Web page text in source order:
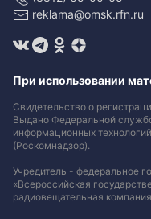
reklama@omsk.rfn.ru
При использовании
Свидетельство о
Выдано Федеральной
информационных
(Роскомнадзор).
Учредитель - федеральное
«Всероссийская
радиовещательная